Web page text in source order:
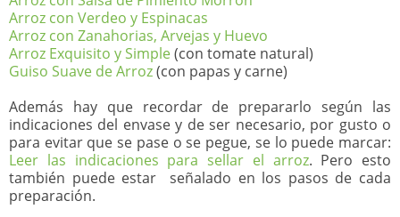
Arroz con Verdeo y Espinacas
Arroz con Zanahorias, Arvejas y Huevo
Arroz Exquisito y Simple(con tomate natural)
Guiso Suave de Arroz(con papas y carne)
Además hay que recordar de prepararlo según las
indicaciones del envase y de ser necesario, por gusto o
para evitar que se pase o se pegue, se lo puede marcar:
Leer las indicaciones para sellar el arroz. Pero esto
también puede estar señalado en los pasos de cada
preparación.